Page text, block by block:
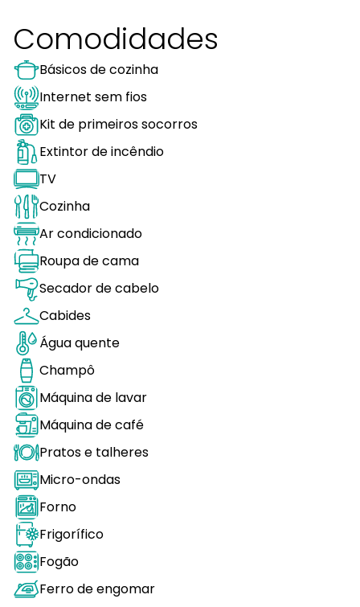
Comodidades
Básicos de cozinha
Internet sem fios
Kit de primeiros socorros
Extintor de incêndio
TV
Cozinha
Ar condicionado
Roupa de cama
Secador de cabelo
Cabides
Água quente
Champô
Máquina de lavar
Máquina de café
Pratos e talheres
Micro-ondas
Forno
Frigorífico
Fogão
Ferro de engomar